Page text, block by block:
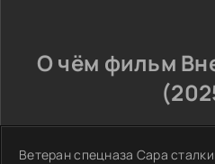
О чём фильм
Ветеран спецназа Сара